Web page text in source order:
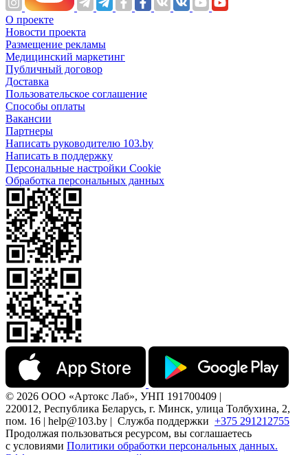
О проекте
Новости проекта
Размещение рекламы
Медицинский маркетинг
Публичный договор
Доставка
Пользовательское соглашение
Способы оплаты
Вакансии
Партнеры
Написать руководителю 103.by
Написать в поддержку
Персональные настройки Cookie
Обработка персональных данных
© 2026 ООО «Артокс Лаб», УНП 191700409 |
220012, Республика Беларусь, г. Минск, улица Толбухина, 2,
пом. 16 | help@103.by | Служба поддержки +375 291212755
Продолжая пользоваться ресурсом, вы соглашаетесь
с условиями Политики обработки персональных данных.